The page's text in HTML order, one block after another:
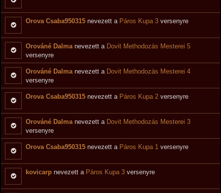
Orova Csaba950315 nevezett a Páros Kupa 3 versenyre
Orováné Dalma nevezett a Dovit Methodozás Mesterei 5
versenyre
Orováné Dalma nevezett a Dovit Methodozás Mesterei 4
versenyre
Orova Csaba950315 nevezett a Páros Kupa 2 versenyre
Orováné Dalma nevezett a Dovit Methodozás Mesterei 3
versenyre
Orova Csaba950315 nevezett a Páros Kupa 1 versenyre
kovicarp nevezett a Páros Kupa 3 versenyre